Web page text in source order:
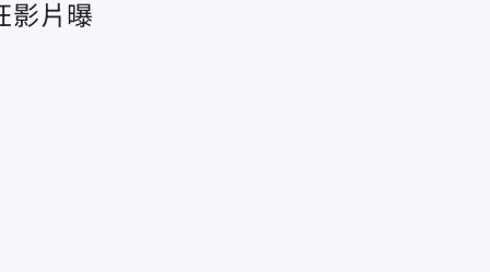
影片曝